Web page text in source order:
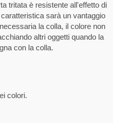
tritata è resistente all'effetto di
sarà un vantaggio
la colla, il colore non
altri oggetti quando la
con la colla.
colori.